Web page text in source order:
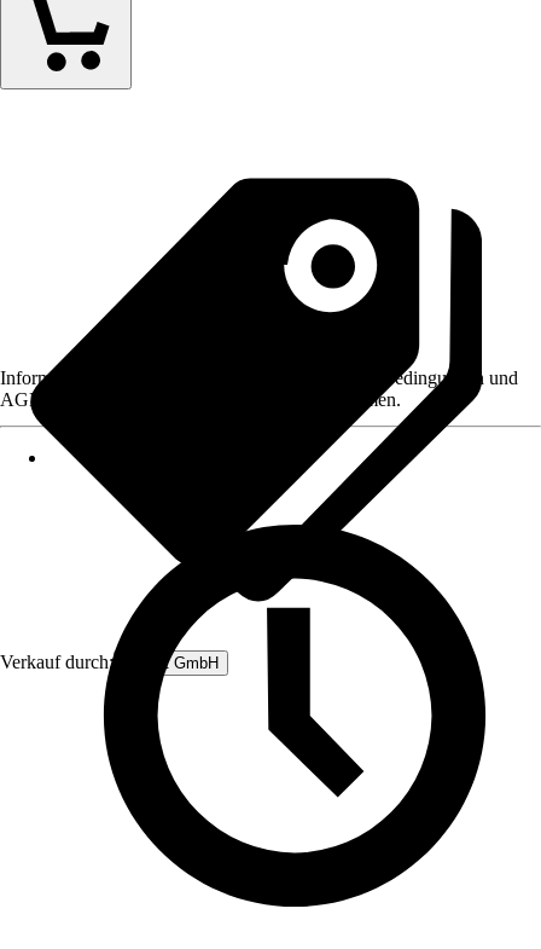
Verkauf durch: Rubart GmbH
Informationen des Verkäufers, wie z. B. Rückgabebedingungen und
AGB, finden Sie bei Klick auf den Verkäufernamen.